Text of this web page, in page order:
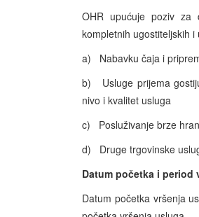
OHR upućuje poziv za
kompletnih ugostiteljskih
a) Nabavku čaja i
b) Usluge prijema
nivo i kvalitet usluga
c) Posluživanje brze
d) Druge trgovinske
Datum početka i period
Datum početka vršenja